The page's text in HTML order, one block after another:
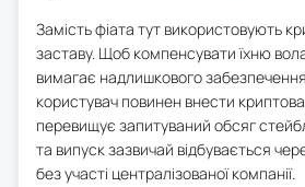
Замість фіата тут використовують
заставу. Щоб компенсувати їхню
вимагає надлишкового
користувач повинен внести
перевищує запитуваний обсяг
та випуск зазвичай відбувається
без участі централізованої компанії.